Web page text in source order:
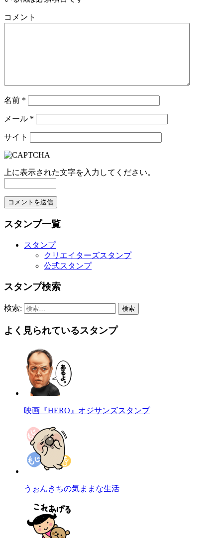
コメント
名前 *
メール *
サイト
上に表示された文字を入力してください。
スタンプ一覧
スタンプ
クリエイターズスタンプ
公式スタンプ
スタンプ検索
検索:
よく見られているスタンプ
映画『HERO』オジサンズスタンプ
うぉんきちの気ままな生活